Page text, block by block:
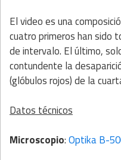
El video es una
cuatro primeros han sido
de intervalo. El último,
contundente la
(glóbulos rojos) de la
Datos técnicos
Microscopio:Optika B-